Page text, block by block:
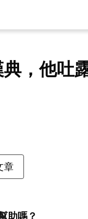
，他吐
章
助嗎？